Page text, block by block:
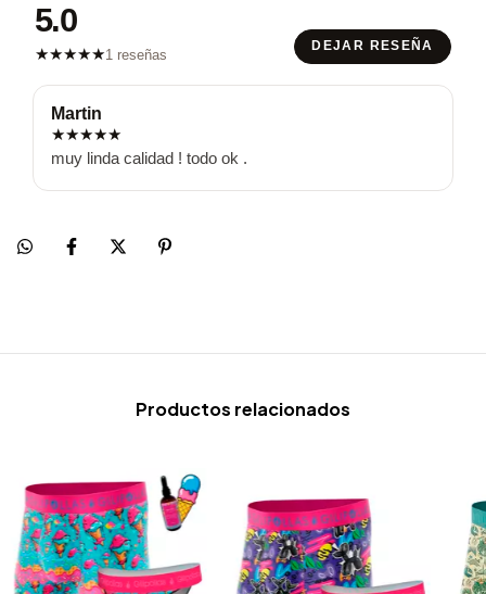
5.0
★★★★★1 reseñas
DEJAR RESEÑA
Martin
★★★★★
muy linda calidad ! todo ok .
Productos relacionados